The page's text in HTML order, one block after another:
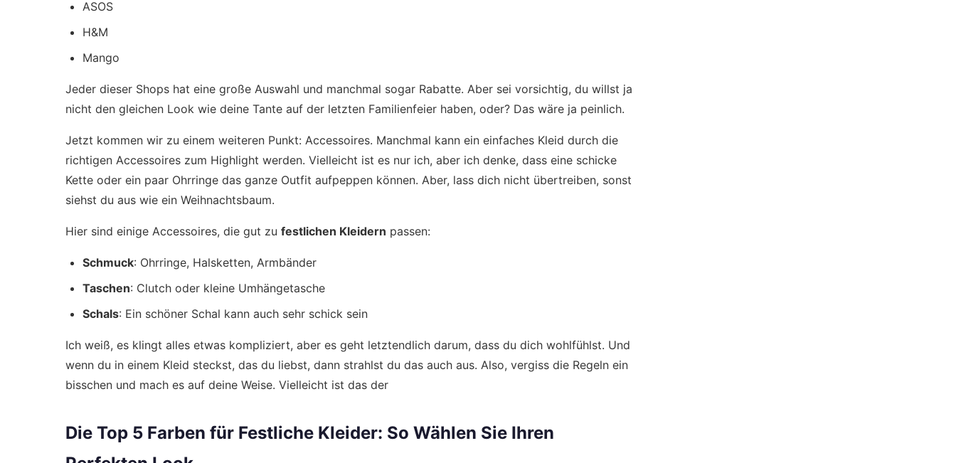
ASOS
H&M
Mango
Jeder dieser Shops hat eine große Auswahl und manchmal sogar Rabatte. Aber sei vorsichtig, du willst ja
nicht den gleichen Look wie deine Tante auf der letzten Familienfeier haben, oder? Das wäre ja peinlich.
Jetzt kommen wir zu einem weiteren Punkt: Accessoires. Manchmal kann ein einfaches Kleid durch die
richtigen Accessoires zum Highlight werden. Vielleicht ist es nur ich, aber ich denke, dass eine schicke
Kette oder ein paar Ohrringe das ganze Outfit aufpeppen können. Aber, lass dich nicht übertreiben, sonst
siehst du aus wie ein Weihnachtsbaum.
Hier sind einige Accessoires, die gut zu festlichen Kleidern passen:
Schmuck: Ohrringe, Halsketten, Armbänder
Taschen: Clutch oder kleine Umhängetasche
Schals: Ein schöner Schal kann auch sehr schick sein
Ich weiß, es klingt alles etwas kompliziert, aber es geht letztendlich darum, dass du dich wohlfühlst. Und
wenn du in einem Kleid steckst, das du liebst, dann strahlst du das auch aus. Also, vergiss die Regeln ein
bisschen und mach es auf deine Weise. Vielleicht ist das der
Die Top 5 Farben für Festliche Kleider: So Wählen Sie Ihren